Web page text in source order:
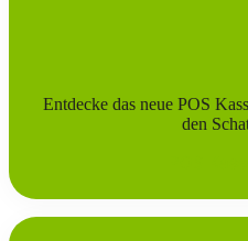
Entdecke das neue POS
den